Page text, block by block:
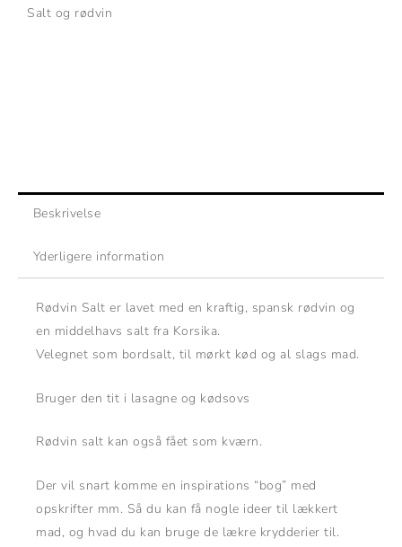
Salt og rødvin
Beskrivelse
Yderligere information
Rødvin Salt er lavet med en kraftig, spansk rødvin og
en middelhavs salt fra Korsika.
Velegnet som bordsalt, til mørkt kød og al slags mad.
Bruger den tit i lasagne og kødsovs
Rødvin salt kan også fået som kværn.
Der vil snart komme en inspirations “bog” med
opskrifter mm. Så du kan få nogle ideer til lækkert
mad, og hvad du kan bruge de lækre krydderier til.